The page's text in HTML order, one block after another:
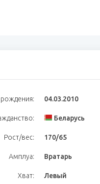
рождения: 04.03.2010
Беларусь
Рост/вес: 170/65
Амплуа: Вратарь
Хват: Левый